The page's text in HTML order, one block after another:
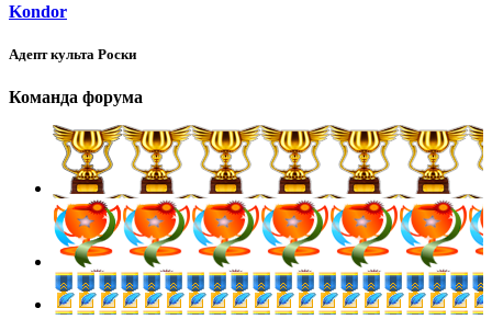
Kondor
Адепт культа Роски
Команда форума